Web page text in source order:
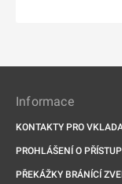
Informace
KONTAKTY PRO
PROHLÁŠENÍ O
PŘEKÁŽKY BRÁNÍCÍ